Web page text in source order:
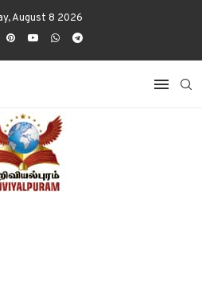
August 8 2026